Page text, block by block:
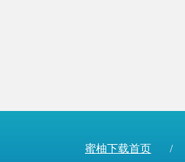
蜜柚下载首页 /